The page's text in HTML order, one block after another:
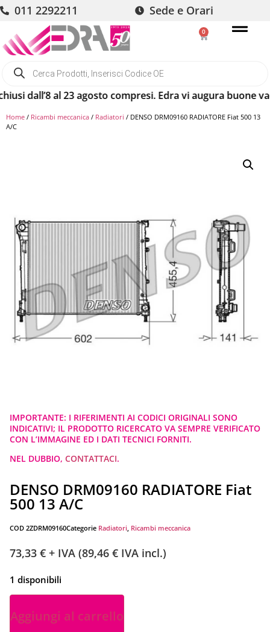
011 2292211 Sede e Orari
0
dall’8 al 23 agosto compresi. Edra vi augura buone
Home / Ricambi meccanica / Radiatori / DENSO DRM09160 RADIATORE Fiat 500 13
A/C
IMPORTANTE: I RIFERIMENTI AI CODICI ORIGINALI SONO
INDICATIVI; IL PRODOTTO RICERCATO VA SEMPRE VERIFICATO
CON L’IMMAGINE ED I DATI TECNICI FORNITI.
NEL DUBBIO, CONTATTACI.
DENSO DRM09160 RADIATORE Fiat
500 13 A/C
COD 2ZDRM09160Categorie Radiatori, Ricambi meccanica
73,33 € + IVA (89,46 € IVA incl.)
1 disponibili
Aggiungi al carrello